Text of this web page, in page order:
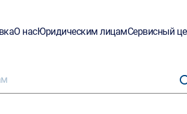
О насЮридическим лицамСервисный